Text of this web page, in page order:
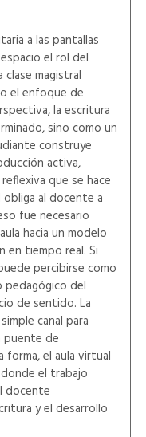
a las pantallas
el rol del
magistral
el enfoque de
la escritura
sino como un
construye
activa,
que se hace
obliga al docente a
fue necesario
hacia un modelo
en tiempo real. Si
percibirse como
del
de sentido. La
canal para
puente de
el aula virtual
el trabajo
docente
y el desarrollo